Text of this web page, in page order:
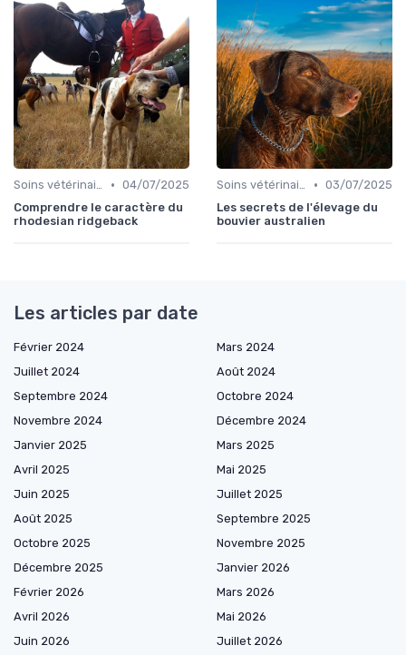
Soins vétérinaires pour chiens de chasse • 04/07/2025
Comprendre le caractère du
rhodesian ridgeback
Soins vétérinaires pour chiens de chasse • 03/07/2025
Les secrets de l'élevage du
bouvier australien
Les articles par date
Février 2024
Mars 2024
Juillet 2024
Août 2024
Septembre 2024
Octobre 2024
Novembre 2024
Décembre 2024
Janvier 2025
Mars 2025
Avril 2025
Mai 2025
Juin 2025
Juillet 2025
Août 2025
Septembre 2025
Octobre 2025
Novembre 2025
Décembre 2025
Janvier 2026
Février 2026
Mars 2026
Avril 2026
Mai 2026
Juin 2026
Juillet 2026